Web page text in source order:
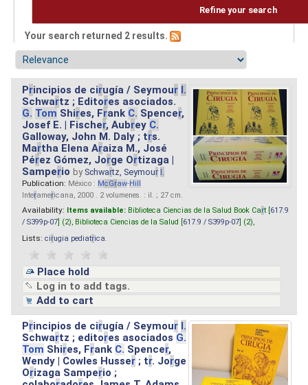
Refine your search
Your search returned 2 results.
Principios de cirugía / Seymour I.
Schwartz ; Editores asociados.
G. Tom Shires, Frank C. Spencer,
Josef E. | Fischer, Aubrey C.
Galloway, John M. Daly ; trs.
Martha Elena Araiza M., José
Pérez Gómez, Jorge Ortizaga |
Samperio by Schwartz, Seymour I.
Publication: México : McGraw-Hill
Interamericana, 2000 . 2 volumenes. : il. ; 27 cm.
Availability: Items available: Biblioteca Ciencias de la Salud Book Cart [ 617.9
/ S399p-07 ] (2), Biblioteca Ciencias de la Salud [ 617.9 / S399p-07 ] (2),
Lists: cirugia pediatrica
Place hold
Log in to add tags.
Add to cart
Principios de cirugía / Seymour I.
Schwartz ; editores asociados G.
Tom Shires, Frank C. Spencer,
Wendy | Cowles Husser ; tr. Jorge
Orizaga Samperio ;